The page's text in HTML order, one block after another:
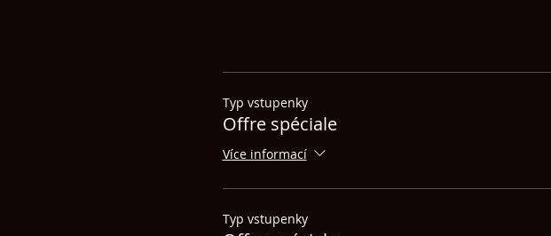
Typ vstupenky
Offre spéciale
Více informací
Typ vstupenky